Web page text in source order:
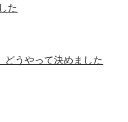
た
うやって決めました